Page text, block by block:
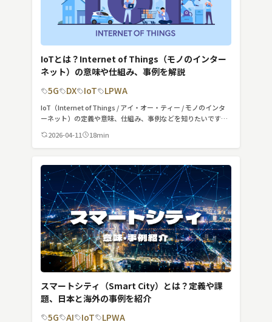
IoTとは？Internet of Things（モノのインター
ネット）の意味や仕組み、事例を解説
5G
DX IoT LPWA
IoT（Internet of Things / アイ・オー・ティー / モノのインタ
ーネット）の定義や意味、仕組み、事例などを知りたいです
す。
2026-04-11 18min
スマートシティ（Smart City）とは？定義や課
題、日本と海外の事例を紹介
5G
AI IoT LPWA